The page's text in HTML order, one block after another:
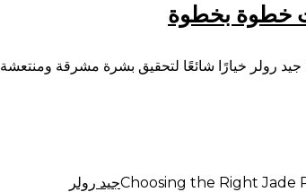
خطوة بخطوة
رولر خيارًا شائعًا لتحقيق بشرة مشرقة
جيد رولر